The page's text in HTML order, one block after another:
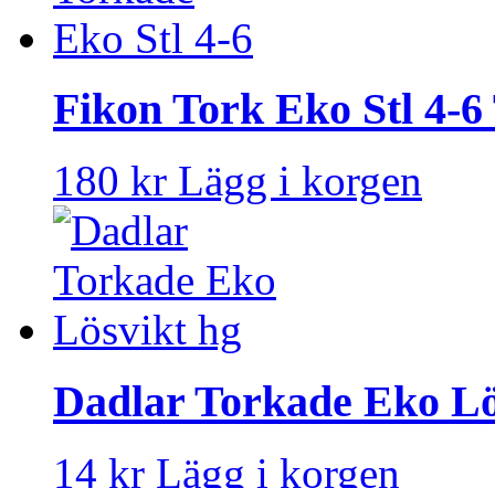
Fikon Tork Eko Stl 4-
180 kr Lägg i korgen
Dadlar Torkade Eko
14 kr Lägg i korgen